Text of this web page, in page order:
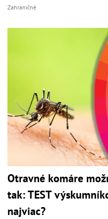
Zahraničné
Otravné komáre
tak: TEST
najviac?